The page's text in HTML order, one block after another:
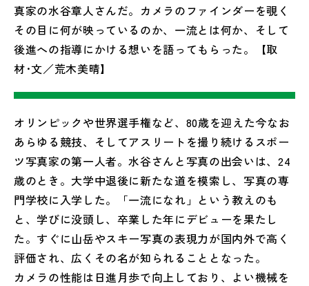
真家の水谷章人さんだ。カメラのファインダーを覗く
その目に何が映っているのか、一流とは何か、そして
後進への指導にかける想いを語ってもらった。【取
材･文／荒木美晴】
オリンピックや世界選手権など、80歳を迎えた今なお
あらゆる競技、そしてアスリートを撮り続けるスポー
ツ写真家の第一人者。水谷さんと写真の出会いは、24
歳のとき。大学中退後に新たな道を模索し、写真の専
門学校に入学した。「一流になれ」という教えのも
と、学びに没頭し、卒業した年にデビューを果たし
た。すぐに山岳やスキー写真の表現力が国内外で高く
評価され、広くその名が知られることとなった。
カメラの性能は日進月歩で向上しており、よい機械を